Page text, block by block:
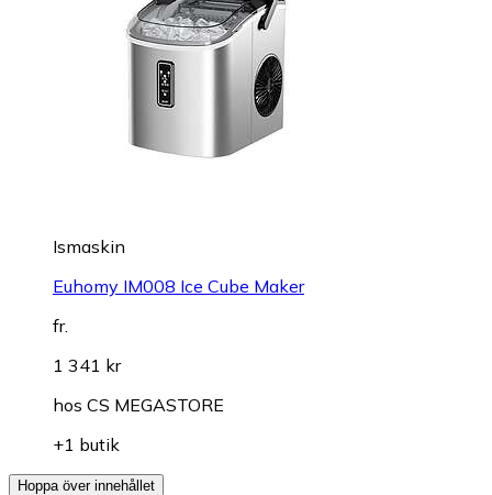
Ismaskin
Euhomy IM008 Ice Cube Maker
fr.
1 341 kr
hos CS MEGASTORE
+1 butik
Hoppa över innehållet